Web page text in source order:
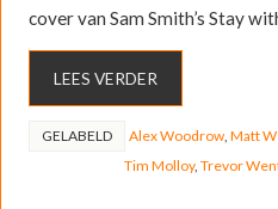
cover van Sam Smith’s Stay
LEES VERDER
GELABELD Alex Woodrow, Matt
Tim Molloy, Trevor